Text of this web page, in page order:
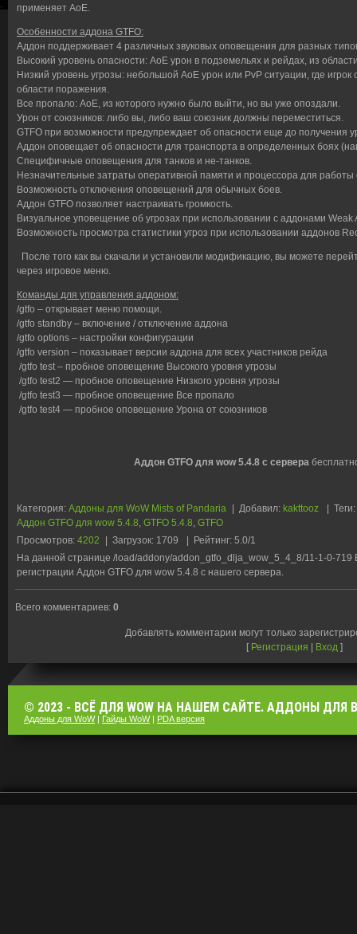
применяет АоЕ.
Особенности аддона GTFO:
Аддон поддерживает 4 различных звуковых оповещения для разных
Высокий уровень опасности: АоЕ урон в подземельях и рейдах, из
Низкий уровень угрозы: небольшой АоЕ урон или PvP ситуации, где
области поражения.
Все пропало: АоЕ, из которого нужно было выйти, но вы уже опоздали.
Урон от союзников: либо вы, либо ваш союзник должны переместиться.
GTFO при возможности предупреждает об опасности еще до получения
Аддон оповещает об опасности для транспорта в определенных боях
Специфичные оповещения для танков и не-танков.
Незначительные затраты оперативной памяти и процессора для работы
Возможность отключения оповещений для обычных боев.
Аддон GTFO позволяет настраивать громкость.
Визуальное уповещение об угрозах при использовании с аддонами
Возможность просмотра статистики угроз при использовании аддонов
После того как вы скачали и установили модификацию, вы можете
через игровое меню.
Команды для управления аддоном:
/gtfo – открывает меню помощи.
/gtfo standby – включение / отключение аддона
/gtfo options – настройки конфигурации
/gtfo version – показывает версии аддона для всех участников рейда
/gtfo test – пробное оповещение Высокого уровня угрозы
/gtfo test2 — пробное оповещение Низкого уровня угрозы
/gtfo test3 — пробное оповещение Все пропало
/gtfo test4 — пробное оповещение Урона от союзников
Аддон GTFO для wow 5.4.8 с сервера
Категория: Аддоны для WoW Mists of Pandaria | Добавил: kakttooz | Теги:
Аддон GTFO для wow 5.4.8 GTFO 5.4.8 GTFO
Просмотров: 4202 | Загрузок: 1709 | Рейтинг: 5.0/1
На данной странице /load/addony/addon_gtfo_dlja_wow_5_4_8/11-1-0-719
регистрации Аддон GTFO для wow 5.4.8 с нашего сервера.
Всего комментариев: 0
Добавлять комментарии могут только
[ Регистрация | Вход ]
© 2023 - ВСЁ ДЛЯ WOW НА НАШЕМ САЙТЕ. АДДОНЫ ДЛЯ
Аддоны для WoW| Гайды WoW| PDA версия